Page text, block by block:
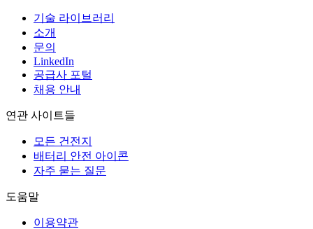
기술 라이브러리
소개
문의
LinkedIn
공급사 포털
채용 안내
연관 사이트들
모든 건전지
배터리 안전 아이콘
자주 묻는 질문
도움말
이용약관